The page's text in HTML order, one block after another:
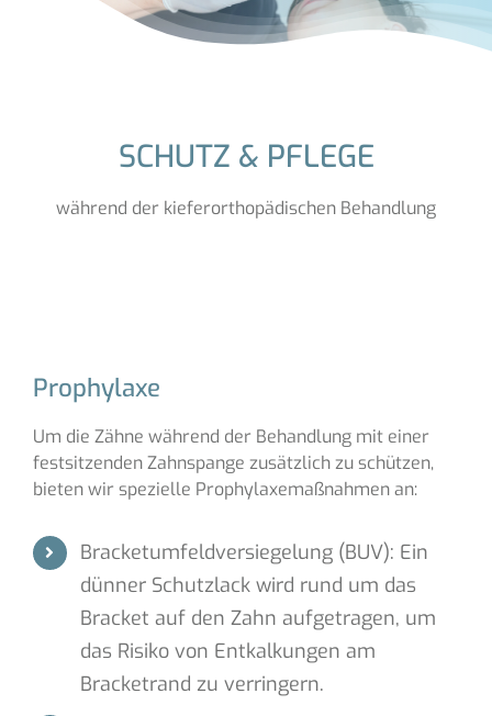
SCHUTZ & PFLEGE
während der kieferorthopädischen Behandlung
Prophylaxe
Um die Zähne während der Behandlung mit einer
festsitzenden Zahnspange zusätzlich zu schützen,
bieten wir spezielle Prophylaxemaßnahmen an:
Bracketumfeldversiegelung (BUV): Ein
dünner Schutzlack wird rund um das
Bracket auf den Zahn aufgetragen, um
das Risiko von Entkalkungen am
Bracketrand zu verringern.